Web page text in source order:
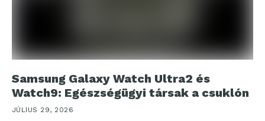
Samsung Galaxy Watch Ultra2 és
Watch9: Egészségügyi társak a csuklón
JÚLIUS 29, 2026